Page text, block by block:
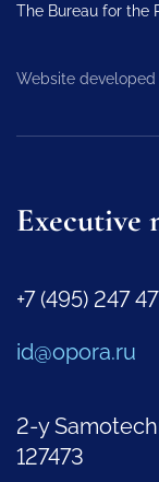
The Bureau for the
Website
Executive
+7 (495) 247
id@opora.ru
2-y
127473